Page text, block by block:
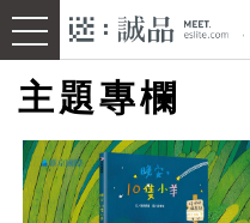
主題專欄